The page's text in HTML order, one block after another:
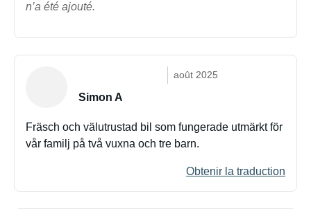
n’a été ajouté.
août 2025
Simon A
Fräsch och välutrustad bil som fungerade utmärkt för
vår familj på två vuxna och tre barn.
Obtenir la traduction